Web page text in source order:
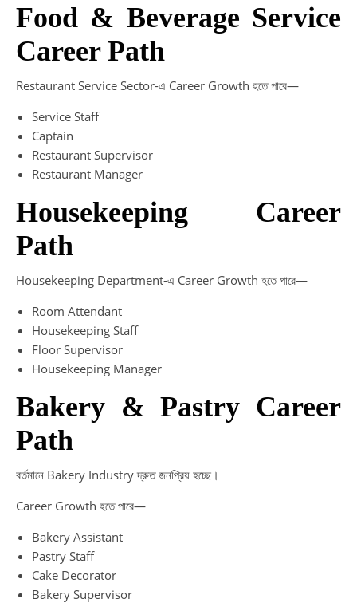
Food & Beverage Service
Career Path
Restaurant Service Sector-এ Career Growth হতে পারে—
Service Staff
Captain
Restaurant Supervisor
Restaurant Manager
Housekeeping Career
Path
Housekeeping Department-এ Career Growth হতে পারে—
Room Attendant
Housekeeping Staff
Floor Supervisor
Housekeeping Manager
Bakery & Pastry Career
Path
বর্তমানে Bakery Industry দ্রুত জনপ্রিয় হচ্ছে।
Career Growth হতে পারে—
Bakery Assistant
Pastry Staff
Cake Decorator
Bakery Supervisor